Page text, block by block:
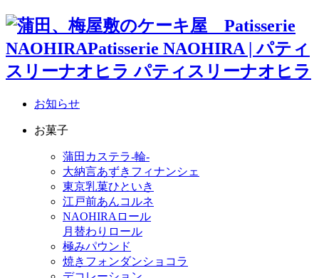
お知らせ
お菓子
蒲田カステラ-輪-
大納言あずきフィナンシェ
東京乳菓ひといき
江戸前あんコルネ
NAOHIRAロール
月替わりロール
極みパウンド
焼きフォンダンショコラ